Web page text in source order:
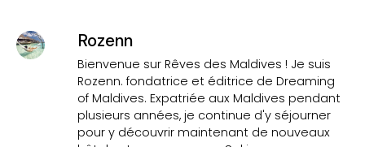
Rozenn
Bienvenue sur Rêves des Maldives ! Je suis
Rozenn. fondatrice et éditrice de Dreaming
of Maldives. Expatriée aux Maldives pendant
plusieurs années, je continue d'y séjourner
pour y découvrir maintenant de nouveaux